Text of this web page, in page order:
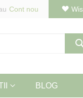
Cont nou
BLOG